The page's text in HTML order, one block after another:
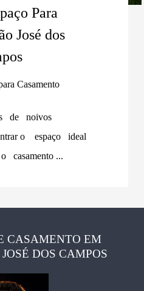
Para
José dos
Casamento
de noivos
o espaço ideal
o casamento ...
CASAMENTO EM
DOS CAMPOS